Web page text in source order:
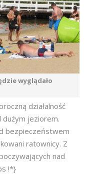
wyglądało
działalność
dużym jeziorem.
bezpieczeństwem
ratownicy. Z
nad
!*}